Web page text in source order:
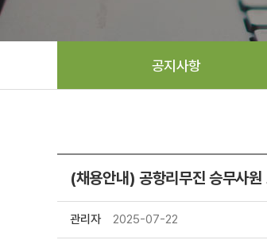
공지사항
(채용안내) 공항리무진 승무사
관리자 2025-07-22